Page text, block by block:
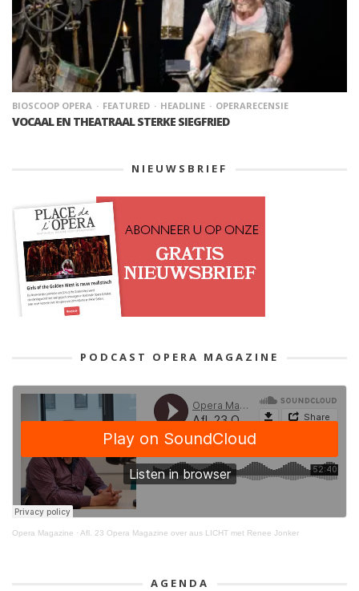
BIOSCOOP OPERA FEATURED HEADLINE OPERARECENSIE
VOCAAL EN THEATRAAL STERKE SIEGFRIED
NIEUWSBRIEF
PODCAST OPERA MAGAZINE
Opera Magazine · Afl. 23 Opera Magazine over aus LICHT met Renee Jonker
AGENDA